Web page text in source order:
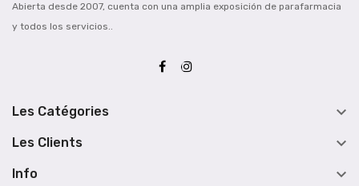
Abierta desde 2007, cuenta con una amplia exposición de parafarmacia
y todos los servicios..
Les Catégories 
Les Clients 
Info 